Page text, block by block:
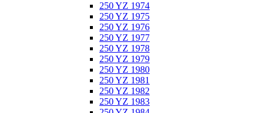
250 YZ 1974
250 YZ 1975
250 YZ 1976
250 YZ 1977
250 YZ 1978
250 YZ 1979
250 YZ 1980
250 YZ 1981
250 YZ 1982
250 YZ 1983